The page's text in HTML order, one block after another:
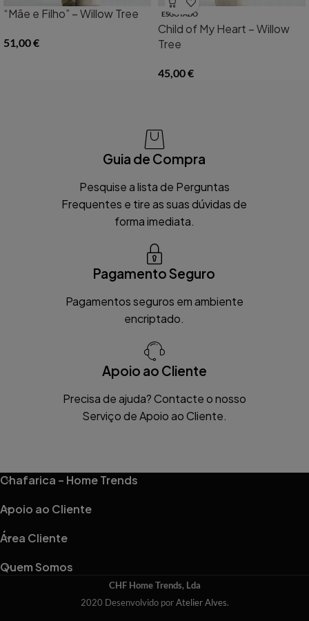
“Mãe e Filho” – Willow Tree
51,00€
ESGOTADO
Child of My Heart – Willow
Tree
45,00€
Guia de Compra
Pesquise a lista de Perguntas
Frequentes e tire as suas dúvidas de
forma imediata.
Pagamento Seguro
Pagamentos seguros em ambiente
encriptado.
Apoio ao Cliente
Precisa de ajuda? Contacte o nosso
Serviço de Apoio ao Cliente.
Chafarica – Home Trends
Apoio ao Cliente
Área Cliente
Quem Somos
CHF Home Trends, Lda
2020 Desenvolvido porAtelier Alves.